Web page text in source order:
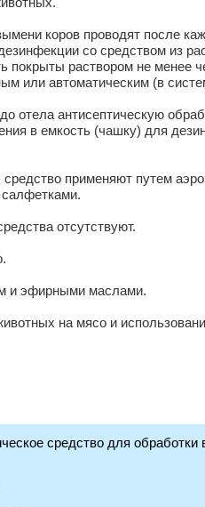
коров проводят после
cо средством из
покрыты раствором не менее
или автоматическим (в
отела антисептическую
в емкость (чашку) для
применяют путем
отсутствуют.
и эфирными маслами.
на мясо и
средство для